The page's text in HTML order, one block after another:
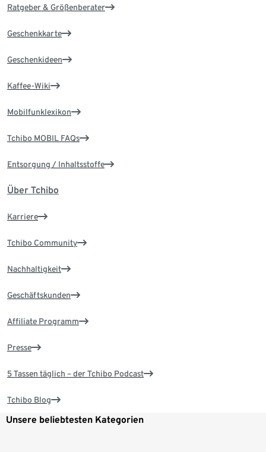
Ratgeber & Größenberater
Geschenkkarte
Geschenkideen
Kaffee-Wiki
Mobilfunklexikon
Tchibo MOBIL FAQs
Entsorgung / Inhaltsstoffe
Über Tchibo
Karriere
Tchibo Community
Nachhaltigkeit
Geschäftskunden
Affiliate Programm
Presse
5 Tassen täglich – der Tchibo Podcast
Tchibo Blog
Unsere beliebtesten Kategorien